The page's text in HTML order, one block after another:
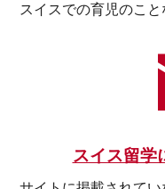
スイスでの育児のこと
スイス留学